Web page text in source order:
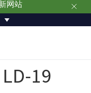
网站
19